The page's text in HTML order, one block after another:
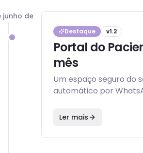
junho de
Destaque v1.2
Portal do
mês
Um espaço seguro do
automático por
Ler mais